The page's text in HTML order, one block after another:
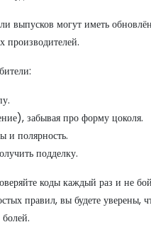
выпусков могут иметь
производителей.
забывая про форму цоколя.
и полярность.
подделку.
коды каждый раз и не
правил, вы будете уверены,